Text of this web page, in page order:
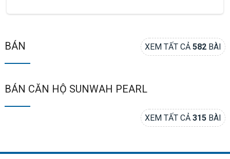
BÁN XEM TẤT CẢ582 BÀI
BÁN CĂN HỘ SUNWAH PEARL
XEM TẤT CẢ315 BÀI